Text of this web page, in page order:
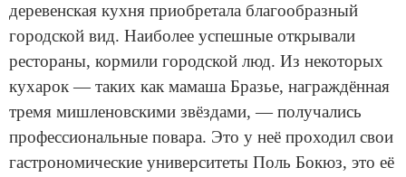
деревенская кухня приобретала благообразный
городской вид. Наиболее успешные открывали
рестораны, кормили городской люд. Из некоторых
кухарок — таких как мамаша Бразье, награждённая
тремя мишленовскими звёздами, — получались
профессиональные повара. Это у неё проходил свои
гастрономические университеты Поль Бокюз, это её